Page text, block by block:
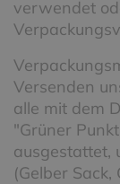
verwendet
Versenden
alle mit dem
"Grüner
ausgestattet,
(Gelber